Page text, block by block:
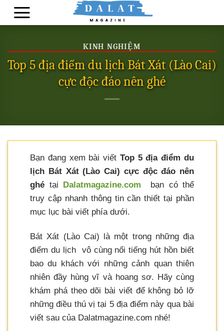
Skip
KINH NGHIỆM
Top 5 địa điểm du lịch Bát Xát (Lào Cai)
cực độc đáo nên ghé
Bạn đang xem bài viết Top 5 địa điểm du
lịch Bát Xát (Lào Cai) cực độc đáo nên
ghé tại Dalatmagazine.com
bạn có thể
truy cập nhanh thông tin cần thiết tại phần
mục lục bài viết phía dưới.
Bát Xát (Lào Cai) là một trong những địa
điểm du lịch vô cùng nổi tiếng hút hồn biết
bao du khách với những cảnh quan thiên
nhiên đầy hùng vĩ và hoang sơ. Hãy cùng
khám phá theo dõi bài viết để không bỏ lỡ
những điều thú vị tại 5 địa điểm này qua bài
viết sau của Dalatmagazine.com nhé!